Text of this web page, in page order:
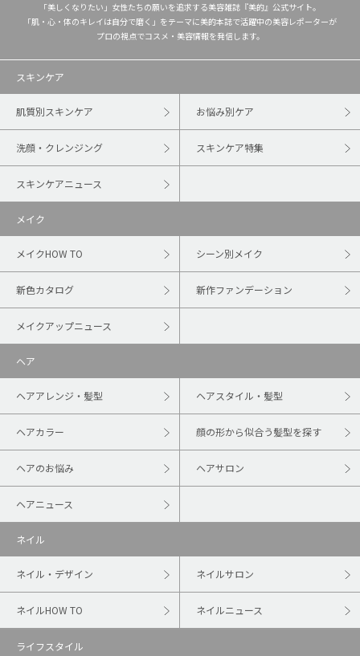
「美しくなりたい」女性たちの願いを追求する美容雑誌『美的』公式サイト。
「肌・心・体のキレイは自分で磨く」をテーマに美的本誌で活躍中の美容レポーターが
プロの視点でコスメ・美容情報を発信します。
スキンケア
肌質別スキンケア お悩み別ケア
洗顔・クレンジング スキンケア特集
スキンケアニュース
メイク
メイクHOW TO シーン別メイク
新色カタログ 新作ファンデーション
メイクアップニュース
ヘア
ヘアアレンジ・髪型 ヘアスタイル・髪型
ヘアカラー 顔の形から似合う髪型を探す
ヘアのお悩み ヘアサロン
ヘアニュース
ネイル
ネイル・デザイン ネイルサロン
ネイルHOW TO ネイルニュース
ライフスタイル